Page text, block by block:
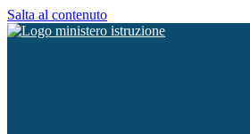
Salta al contenuto